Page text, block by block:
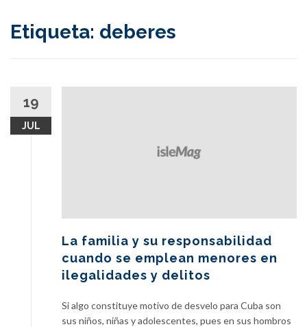
Etiqueta: deberes
19
JUL
La familia y su responsabilidad
cuando se emplean menores en
ilegalidades y delitos
Si algo constituye motivo de desvelo para Cuba son
sus niños, niñas y adolescentes, pues en sus hombros